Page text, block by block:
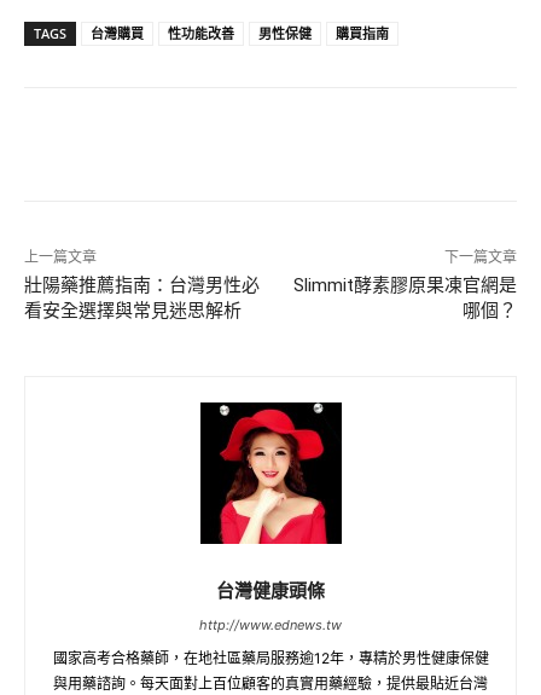
TAGS 台灣購買 性功能改善 男性保健 購買指南
上一篇文章
壯陽藥推薦指南：台灣男性必
看安全選擇與常見迷思解析
下一篇文章
Slimmit酵素膠原果凍官網是
哪個？
台灣健康頭條
http://www.ednews.tw
國家高考合格藥師，在地社區藥局服務逾12年，專精於男性健康保健
與用藥諮詢。每天面對上百位顧客的真實用藥經驗，提供最貼近台灣